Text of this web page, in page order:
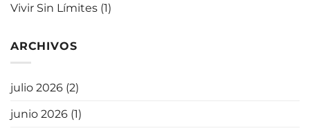
Vivir Sin Límites (1)
ARCHIVOS
julio 2026 (2)
junio 2026 (1)